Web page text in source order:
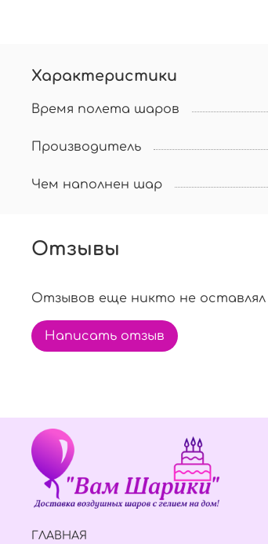
Характеристики
Время полета шаров
Производитель
Чем наполнен шар
Отзывы
Отзывов еще никто не оставлял
Написать отзыв
ГЛАВНАЯ